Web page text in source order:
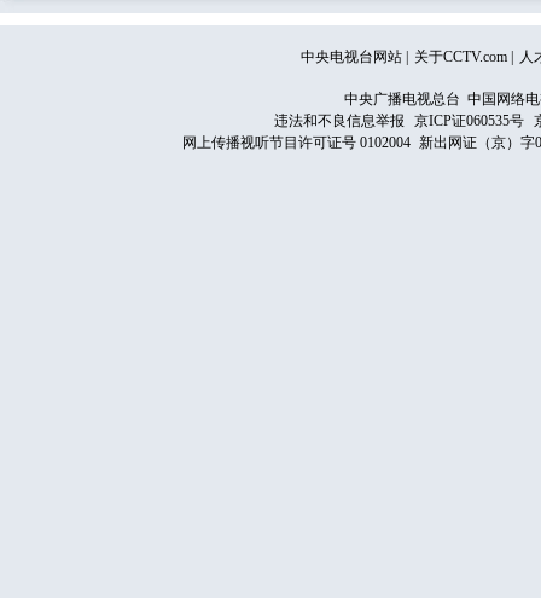
中央电视台网站 关于CCTV.com 人
中央广播电视总台 中国网络
违法和不良信息举报
京ICP证060535号
网上传播视听节目许可证号 0102004 新出网证（京）